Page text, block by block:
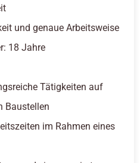
und genaue Arbeitsweise
18 Jahre
Tätigkeiten auf
Baustellen
im Rahmen eines